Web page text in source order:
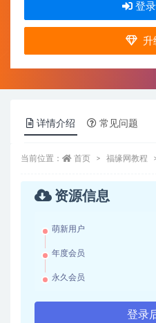
登
升
详情介绍 常见问题
当前位置： 首页 福缘网教程
资源信息
萌新用户
年度会员
永久会员
登录